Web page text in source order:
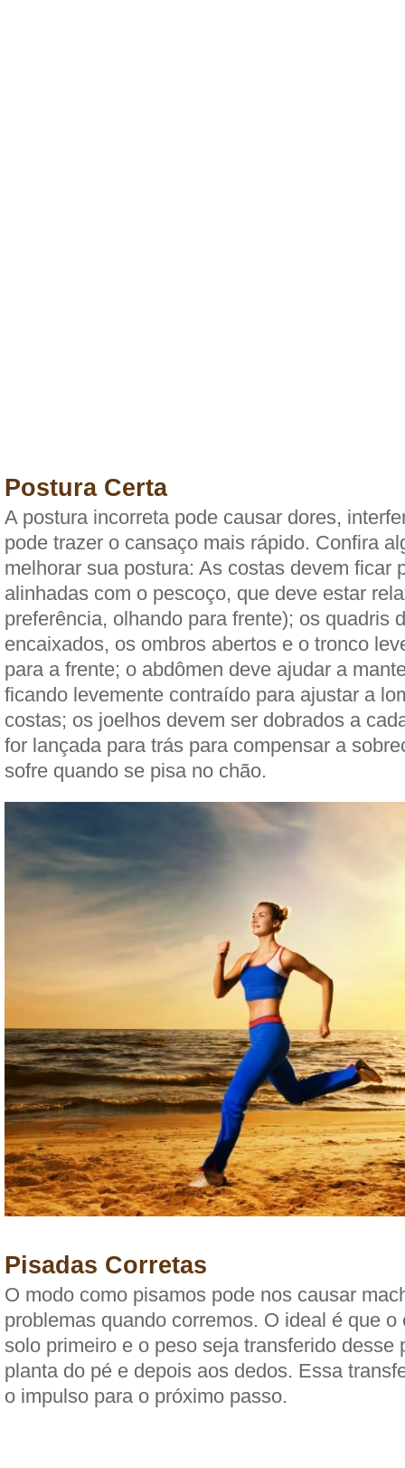
Postura Certa
A postura incorreta pode causar dores,
pode trazer o cansaço mais rápido. Confira
melhorar sua postura: As costas devem ficar
alinhadas com o pescoço, que deve estar
preferência, olhando para frente); os quadris
encaixados, os ombros abertos e o tronco
para a frente; o abdômen deve ajudar a
ficando levemente contraído para ajustar a
costas; os joelhos devem ser dobrados a
for lançada para trás para compensar a
sofre quando se pisa no chão.
Pisadas Corretas
O modo como pisamos pode nos causar
problemas quando corremos. O ideal é que o
solo primeiro e o peso seja transferido desse
planta do pé e depois aos dedos. Essa
o impulso para o próximo passo.